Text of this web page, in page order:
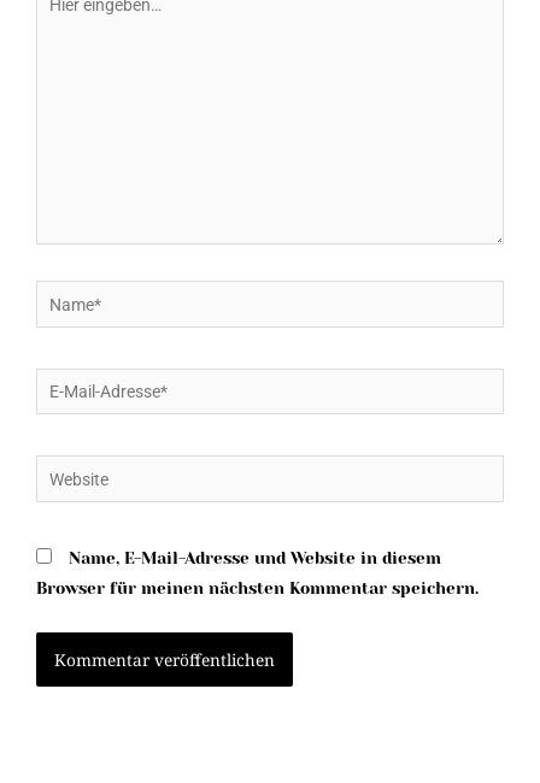
eingeben…
Name*
E-
Mail-
Website
Name, E-Mail-Adresse und Website in diesem
Browser für meinen nächsten Kommentar speichern.